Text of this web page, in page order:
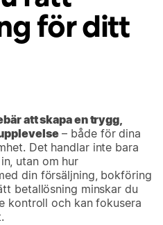
för ditt
att skapa en trygg,
– både för dina
Det handlar inte bara
utan om hur
din försäljning, bokföring
betallösning minskar du
kontroll och kan fokusera